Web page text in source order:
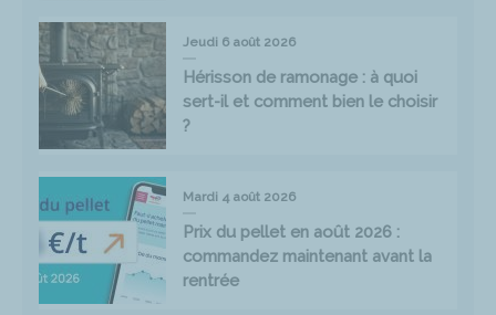
Jeudi 6 août 2026
Hérisson de ramonage : à quoi
sert-il et comment bien le choisir
?
Mardi 4 août 2026
Prix du pellet en août 2026 :
commandez maintenant avant la
rentrée